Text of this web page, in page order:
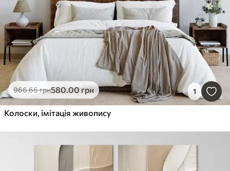
966.66грн580.00грн 1
Колоски, імітація живопису